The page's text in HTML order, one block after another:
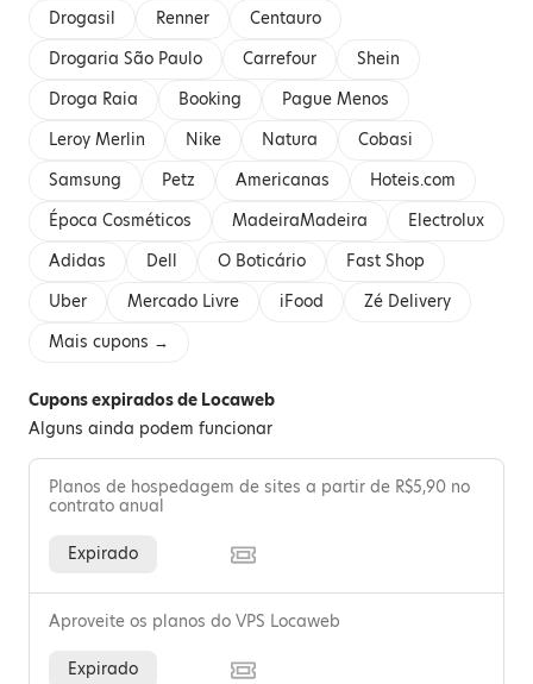
Drogasil
Renner
Centauro
Drogaria São Paulo
Carrefour
Shein
Droga Raia
Booking
Pague Menos
Leroy Merlin
Nike Natura
Cobasi
Samsung
Petz Americanas
Hoteis.com
Época Cosméticos
MadeiraMadeira
Electrolux
Adidas
Dell O Boticário
Fast Shop
Uber
Mercado Livre iFood
Zé Delivery
Mais cupons →
Cupons expirados de Locaweb
Alguns ainda podem funcionar
Planos de hospedagem de sites a partir de R$5,90 no
contrato anual
Expirado
Aproveite os planos do VPS Locaweb
Expirado